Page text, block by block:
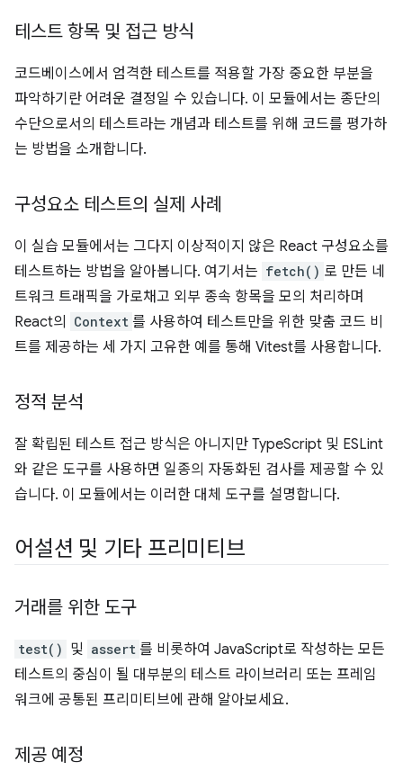
테스트 항목 및 접근 방식
코드베이스에서 엄격한 테스트를 적용할 가장 중요한 부분을
파악하기란 어려운 결정일 수 있습니다. 이 모듈에서는 종단의
수단으로서의 테스트라는 개념과 테스트를 위해 코드를 평가하
는 방법을 소개합니다.
구성요소 테스트의 실제 사례
이 실습 모듈에서는 그다지 이상적이지 않은 React 구성요소를
테스트하는 방법을 알아봅니다. 여기서는 fetch() 로 만든 네
트워크 트래픽을 가로채고 외부 종속 항목을 모의 처리하며
React의
Context 를 사용하여 테스트만을 위한 맞춤 코드 비
트를 제공하는 세 가지 고유한 예를 통해 Vitest를 사용합니다.
정적 분석
잘 확립된 테스트 접근 방식은 아니지만 TypeScript 및 ESLint
와 같은 도구를 사용하면 일종의 자동화된 검사를 제공할 수 있
습니다. 이 모듈에서는 이러한 대체 도구를 설명합니다.
어설션 및 기타 프리미티브
거래를 위한 도구
test() 및 assert 를 비롯하여 JavaScript로 작성하는 모든
테스트의 중심이 될 대부분의 테스트 라이브러리 또는 프레임
워크에 공통된 프리미티브에 관해 알아보세요.
제공 예정